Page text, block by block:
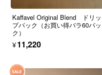
Kaffavel Original Blend ドリッ
プパック（お買い得バラ60パッ
ク）
¥11,220